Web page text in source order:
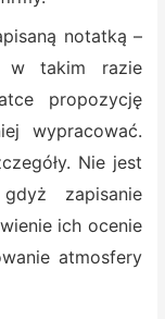
notatką –
w takim razie
propozycję
wypracować.
Nie jest
zapisanie
ich ocenie
atmosfery